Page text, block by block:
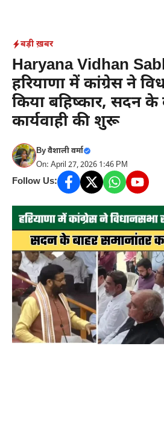
content
बड़ी ख़बर
Haryana Vidhan
हरियाणा में कांग्रेस ने
किया बहिष्कार, सदन के
कार्यवाही की शुरू
Byवैशाली वर्मा
On: April 27, 2026 1:46 PM
Follow Us: